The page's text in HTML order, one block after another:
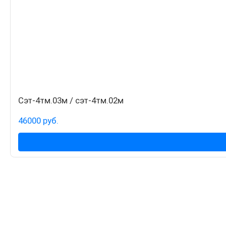
Сэт-4тм.03м / сэт-4тм.02м
46000 руб.